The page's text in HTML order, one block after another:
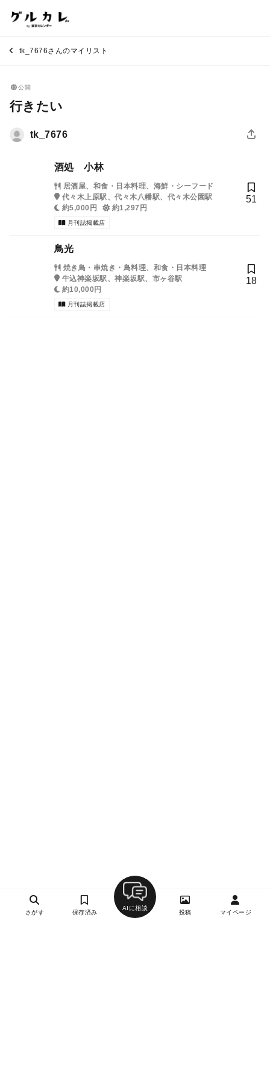
tk_7676さんのマイリスト
公開
行きたい
tk_7676
酒処 小林
居酒屋、和食・日本料理、海鮮・シーフード
代々木上原駅、代々木八幡駅、代々木公園駅
約5,000円
約1,297円
月刊誌掲載店
51
鳥光
焼き鳥・串焼き・鳥料理、和食・日本料理
牛込神楽坂駅、神楽坂駅、市ヶ谷駅
約10,000円
月刊誌掲載店
18
さがす 保存済み
AIに相談
投稿 マイページ